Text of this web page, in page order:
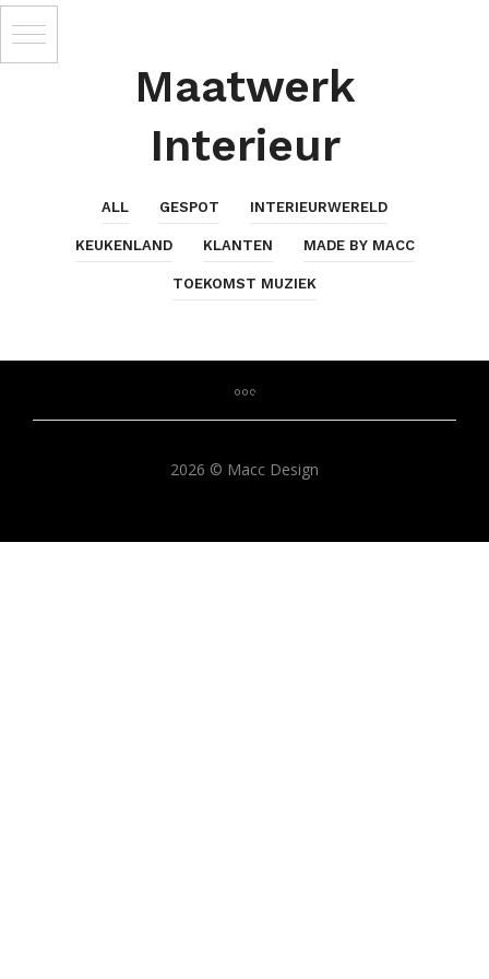
Maatwerk
Interieur
ALL GESPOT INTERIEURWERELD
KEUKENLAND KLANTEN MADE BY MACC
TOEKOMST MUZIEK
2026 © Macc Design